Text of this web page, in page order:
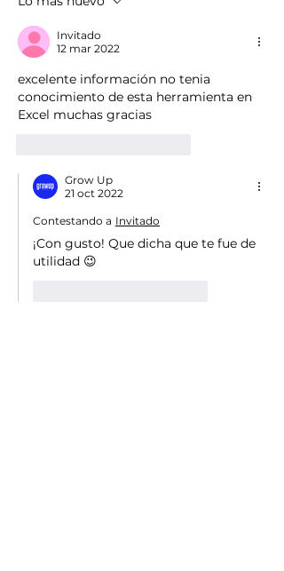
unen a Excel
Invitado
12 mar 2022
excelente información no tenia
conocimiento de esta herramienta en
Excel muchas gracias
Grow Up
21 oct 2022
Contestando a Invitado
¡Con gusto! Que dicha que te fue de
utilidad 😉